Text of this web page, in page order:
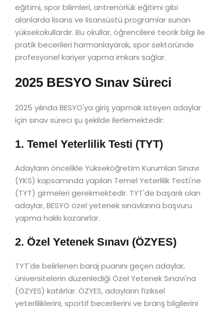
eğitimi, spor bilimleri, antrenörlük eğitimi gibi
alanlarda lisans ve lisansüstü programlar sunan
yüksekokullardır. Bu okullar, öğrencilere teorik bilgi ile
pratik becerileri harmanlayarak, spor sektöründe
profesyonel kariyer yapma imkanı sağlar.
2025 BESYO Sınav Süreci
2025 yılında BESYO'ya giriş yapmak isteyen adaylar
için sınav süreci şu şekilde ilerlemektedir:
1. Temel Yeterlilik Testi (TYT)
Adayların öncelikle Yükseköğretim Kurumları Sınavı
(YKS) kapsamında yapılan Temel Yeterlilik Testi'ne
(TYT) girmeleri gerekmektedir. TYT'de başarılı olan
adaylar, BESYO özel yetenek sınavlarına başvuru
yapma hakkı kazanırlar.
2. Özel Yetenek Sınavı (ÖZYES)
TYT'de belirlenen baraj puanını geçen adaylar,
üniversitelerin düzenlediği Özel Yetenek Sınavı'na
(ÖZYES) katılırlar. ÖZYES, adayların fiziksel
yeterliliklerini, sportif becerilerini ve branş bilgilerini